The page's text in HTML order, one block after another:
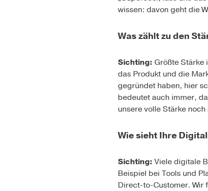
wissen: davon geht die
Was zählt zu den
Sichting: Größte Stärke
das Produkt und die
gegründet haben, hier
bedeutet auch immer,
unsere volle Stärke
Wie sieht Ihre
Sichting: Viele digitale
Beispiel bei Tools und
Direct-to-Customer. Wir